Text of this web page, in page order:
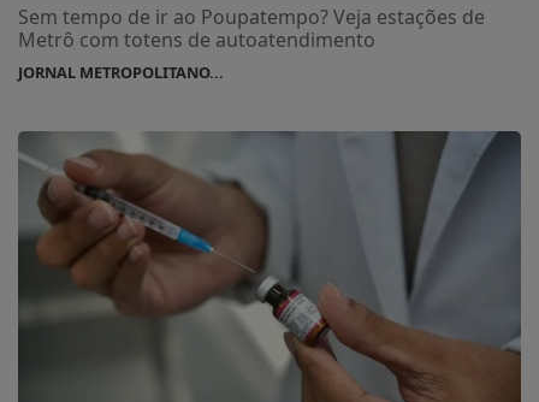
Sem tempo de ir ao Poupatempo? Veja estações de
Metrô com totens de autoatendimento
JORNAL METROPOLITANO...